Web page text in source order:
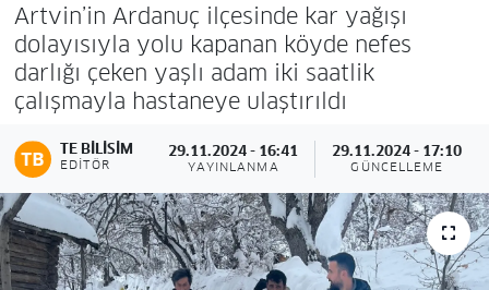
Artvin’in Ardanuç ilçesinde kar yağışı
dolayısıyla yolu kapanan köyde nefes
darlığı çeken yaşlı adam iki saatlik
çalışmayla hastaneye ulaştırıldı
TE BILISIM
EDITÖR
29.11.2024 - 16:41
YAYINLANMA
29.11.2024 - 17:10
GÜNCELLEME